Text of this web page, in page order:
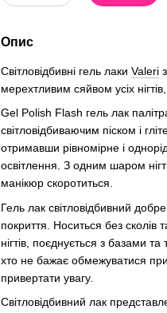
Опис
Світловідбивні гель лаки Valeri
мерехтливим сяйвом усіх
Gel Polish Flash гель лак
світловідбиваючим піском і
отримавши рівномірне і
освітлення. З одним шаром
манікюр скоротиться.
Гель лак світловідбивний
покриття. Носиться без
нігтів, поєднується з базами
хто не бажає обмежуватися
привертати увагу.
Світловідбивний лак